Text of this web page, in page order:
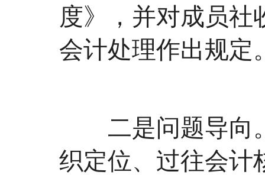
度》，并对成员社
会计处理作出规定
二是问题导向。
织定位、过往会计